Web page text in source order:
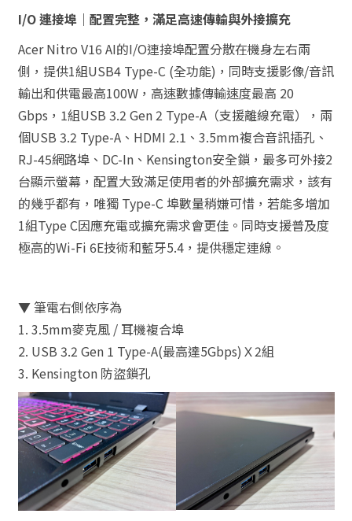
I/O 連接埠｜配置完整，滿足高速傳輸與外接擴充
Acer Nitro V16 AI的I/O連接埠配置分散在機身左右兩
側，提供1組USB4 Type-C (全功能)，同時支援影像/音訊
輸出和供電最高100W，高速數據傳輸速度最高 20
Gbps，1組USB 3.2 Gen 2 Type-A（支援離線充電），兩
個USB 3.2 Type-A、HDMI 2.1、3.5mm複合音訊插孔、
RJ-45網路埠、DC-In、Kensington安全鎖，最多可外接2
台顯示螢幕，配置大致滿足使用者的外部擴充需求，該有
的幾乎都有，唯獨 Type-C 埠數量稍嫌可惜，若能多增加
1組Type C因應充電或擴充需求會更佳。同時支援普及度
極高的Wi-Fi 6E技術和藍牙5.4，提供穩定連線。
▼ 筆電右側依序為
1. 3.5mm麥克風 / 耳機複合埠
2. USB 3.2 Gen 1 Type-A(最高達5Gbps)Ｘ2組
3. Kensington 防盜鎖孔